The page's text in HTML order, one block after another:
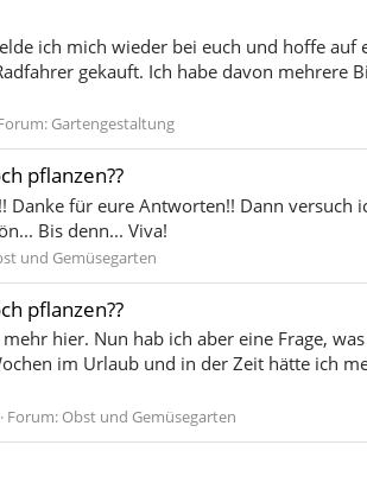
ich mich wieder bei euch und hoffe
gekauft. Ich habe davon mehrere
Gartengestaltung
pflanzen??
Danke für eure Antworten!! Dann
Bis denn... Viva!
und Gemüsegarten
pflanzen??
hier. Nun hab ich aber eine Frage,
im Urlaub und in der Zeit hätte ich
Forum: Obst und Gemüsegarten